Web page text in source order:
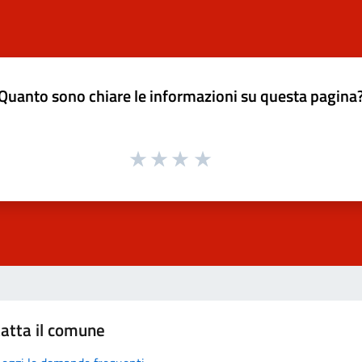
sono chiare le informazioni su questa
il comune